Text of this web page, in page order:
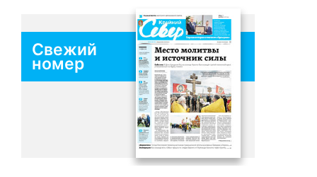
Свежий
номер